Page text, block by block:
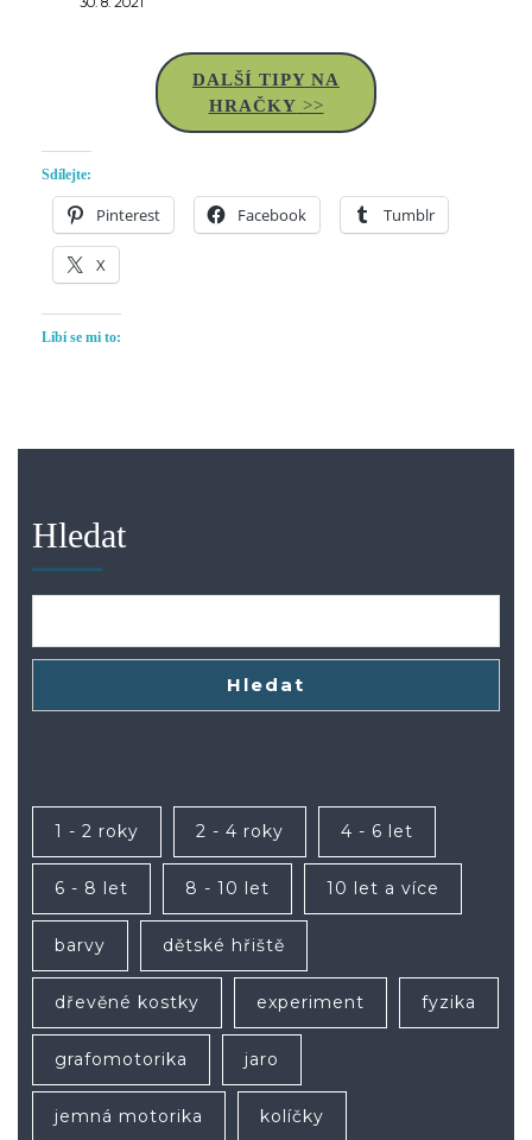
DALŠÍ TIPY NA
HRAČKY >>
Sdílejte:
Pinterest Facebook Tumblr
X
Líbí se mi to:
Hledat
Hledat
1 - 2 roky 2 - 4 roky 4 - 6 let
6 - 8 let 8 - 10 let 10 let a více
barvy dětské hřiště
dřevěné kostky experiment fyzika
grafomotorika jaro
jemná motorika kolíčky